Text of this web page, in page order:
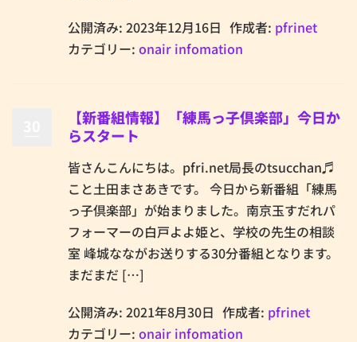
公開済み: 2023年12月16日 作成者: pfrinet
カテゴリー: onair infomation
【新番組情報】「練馬っ子倶楽部」今日か
らスタート
皆さんこんにちは。pfri.net局長のtsucchan♬
こと土田まさあきです。 今日から新番組「練馬
っ子倶楽部」が始まりました。南京玉すだれパ
フォーマーの白戸よよ姫と、学校の先生の相談
室 峰城なながお送りする30分番組となります。
まだまだ […]
公開済み: 2021年8月30日 作成者: pfrinet
カテゴリー: onair infomation